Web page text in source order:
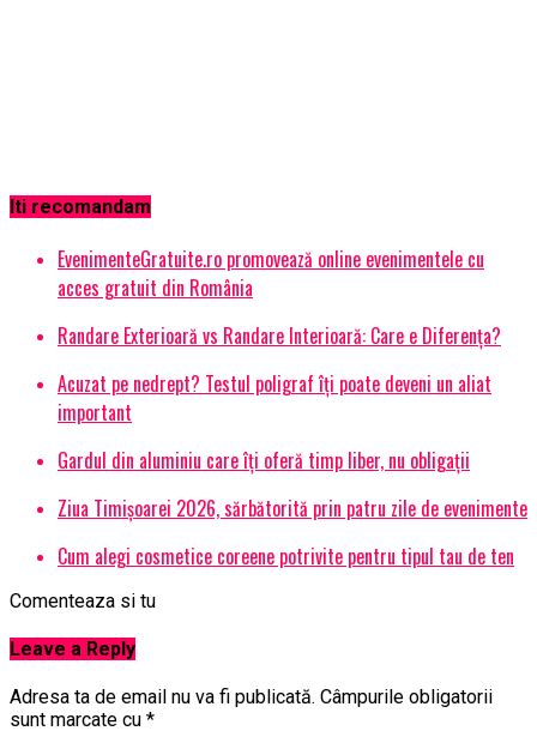
Iti recomandam
EvenimenteGratuite.ro promovează online evenimentele cu
acces gratuit din România
Randare Exterioară vs Randare Interioară: Care e Diferența?
Acuzat pe nedrept? Testul poligraf îţi poate deveni un aliat
important
Gardul din aluminiu care îți oferă timp liber, nu obligații
Ziua Timișoarei 2026, sărbătorită prin patru zile de evenimente
Cum alegi cosmetice coreene potrivite pentru tipul tau de ten
Comenteaza si tu
Leave a Reply
Adresa ta de email nu va fi publicată. Câmpurile obligatorii
sunt marcate cu *